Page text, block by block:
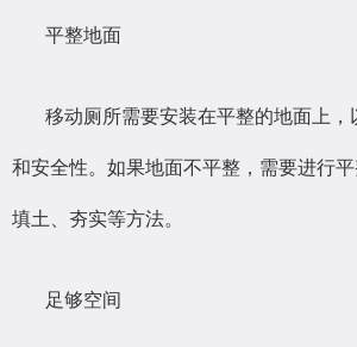
平整地面
移动厕所需要安装在平整的地面上，
和安全性。如果地面不平整，需要进行
填土、夯实等方法。
足够空间